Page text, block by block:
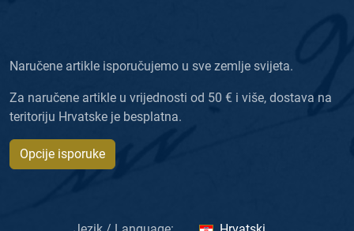
Naručene artikle isporučujemo u sve zemlje svijeta.
Za naručene artikle u vrijednosti od 50 € i više, dostava na
teritoriju Hrvatske je besplatna.
Opcije isporuke